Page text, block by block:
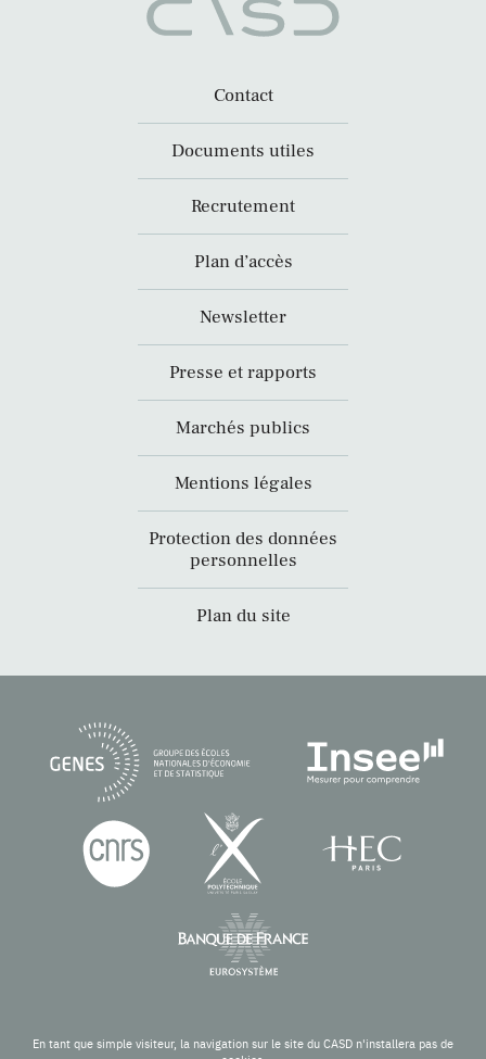
Contact
Documents utiles
Recrutement
Plan d’accès
Newsletter
Presse et rapports
Marchés publics
Mentions légales
Protection des données
personnelles
Plan du site
En tant que simple visiteur, la navigation sur le site du CASD n'installera pas de